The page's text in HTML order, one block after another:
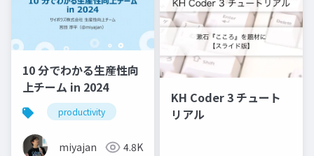
10 分でわかる生産性向
上チーム in 2024
productivity
miyajan 4.8K
KH Coder 3 チュート
リアル